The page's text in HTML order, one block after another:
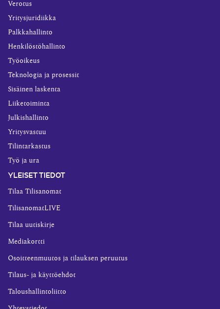
Verotus
Yritysjuridiikka
Palkkahallinto
Henkilöstöhallinto
Työoikeus
Teknologia ja prosessit
Sisäinen laskenta
Liiketoiminta
Julkishallinto
Yritysvastuu
Tilintarkastus
Työ ja ura
YLEISET TIEDOT
Tilaa Tilisanomat
TilisanomatLIVE
Tilaa uutiskirje
Mediakortti
Osoitteenmuutos ja tilauksen peruutus
Tilaus- ja käyttöehdot
Taloushallintoliitto